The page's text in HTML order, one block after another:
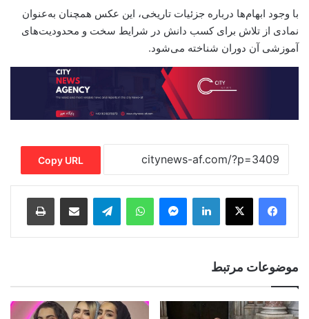
با وجود ابهام‌ها درباره جزئیات تاریخی، این عکس همچنان به‌عنوان
نمادی از تلاش برای کسب دانش در شرایط سخت و محدودیت‌های
آموزشی آن دوران شناخته می‌شود.
Copy URL
LinkedIn
Messenger
WhatsApp
Telegram
Share via Email
Print
موضوعات مرتبط